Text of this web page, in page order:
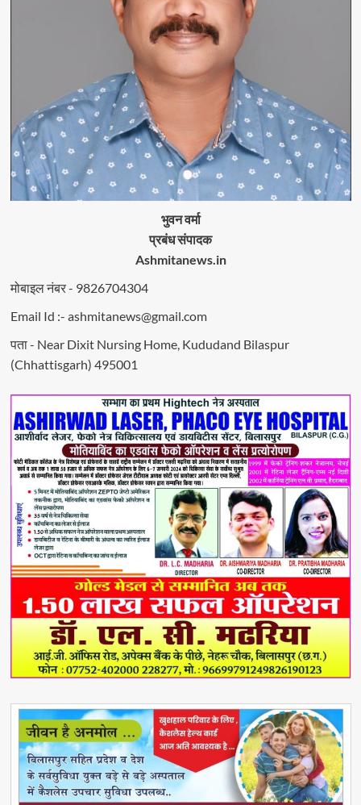
भुवन वर्मा
प्रबंध संपादक
Ashmitanews.in
मोबाइल नंबर - 9826704304
Email Id :- ashmitanews@gmail.com
पता - Near Dixit Nursing Home, Kududand Bilaspur
(Chhattisgarh) 495001